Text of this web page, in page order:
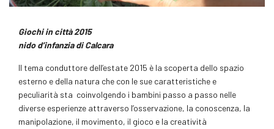
Giochi in città 2015
nido d’infanzia di Calcara
Il tema conduttore dell’estate 2015 è la scoperta dello spazio
esterno e della natura che con le sue caratteristiche e
peculiarità sta coinvolgendo i bambini passo a passo nelle
diverse esperienze attraverso l’osservazione, la conoscenza, la
manipolazione, il movimento, il gioco e la creatività